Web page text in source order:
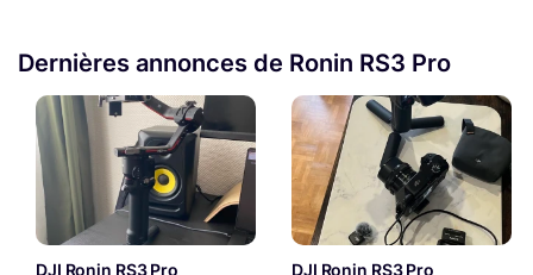
Dernières annonces de Ronin RS3 Pro
DJI Ronin RS3 Pro DJI Ronin RS3 Pro